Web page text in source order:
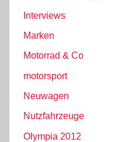
Interviews
Marken
Motorrad & Co
motorsport
Neuwagen
Nutzfahrzeuge
Olympia 2012